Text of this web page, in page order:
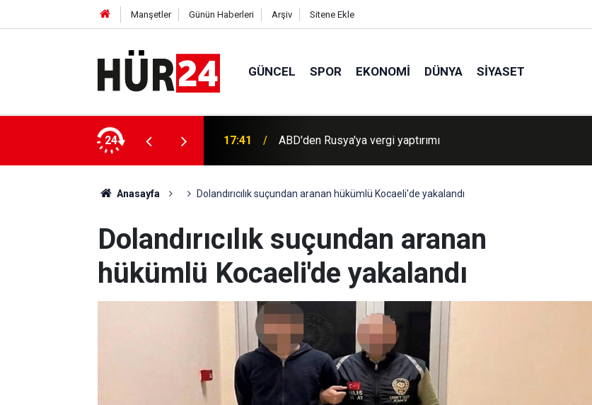
Manşetler Günün Haberleri Arşiv Sitene Ekle
GÜNCEL SPOR EKONOMI DÜNYA SIYASET
24 17:28 Bursa’da iki ilçedeki orman yangınları kontrol altına alındı
Anasayfa Dolandırıcılık suçundan aranan hükümlü Kocaeli'de yakalandı
Dolandırıcılık suçundan aranan
hükümlü Kocaeli'de yakalandı